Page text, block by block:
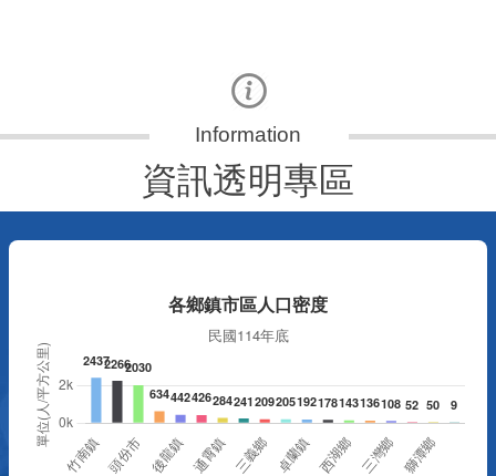
資訊透明專區